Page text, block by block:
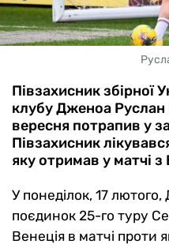
Півзахисник збірної
клубу Дженоа
вересня потрапив у
Півзахисник
яку отримав у матчі з
У понеділок, 17
поєдинок 25-го туру
Венеція в матчі проти